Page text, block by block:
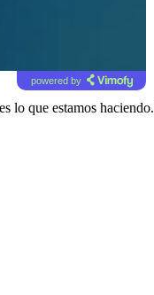
powered by
lo que estamos haciendo.